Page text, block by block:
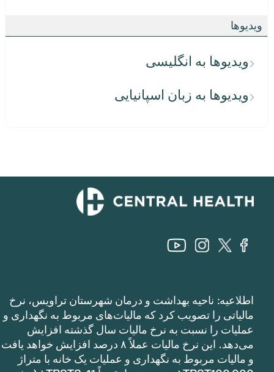
ویدیوها
ویدیوها به انگلیسی
ویدیوها به زبان اسپانیایی
اطلاعیه: ناحیه بهداشت و درمان شهرستان تراویس، نرخ
مالیاتی را تصویب کرد که مالیات‌های مربوط به نگهداری و
عملیات را نسبت به نرخ مالیات سال گذشته افزایش
می‌دهد. این نرخ مالیات عملاً ۸ درصد افزایش خواهد یافت
و مالیات مربوط به نگهداری و عملیات یک خانه با متراژ